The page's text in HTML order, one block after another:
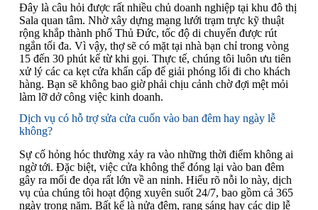
Đây là câu hỏi được rất nhiều chủ doanh nghiệp tại khu đô thị
Sala quan tâm. Nhờ xây dựng mạng lưới trạm trực kỹ thuật
rộng khắp thành phố Thủ Đức, tốc độ di chuyển được rút
ngắn tối đa. Vì vậy, thợ sẽ có mặt tại nhà bạn chỉ trong vòng
15 đến 30 phút kể từ khi gọi. Thực tế, chúng tôi luôn ưu tiên
xử lý các ca kẹt cửa khẩn cấp để giải phóng lối đi cho khách
hàng. Bạn sẽ không bao giờ phải chịu cảnh chờ đợi mệt mỏi
làm lỡ dở công việc kinh doanh.
Dịch vụ có hỗ trợ sửa cửa cuốn vào ban đêm hay ngày lễ
không?
Sự cố hỏng hóc thường xảy ra vào những thời điểm không ai
ngờ tới. Đặc biệt, việc cửa không thể đóng lại vào ban đêm
gây ra mối đe dọa rất lớn về an ninh. Hiểu rõ nỗi lo này, dịch
vụ của chúng tôi hoạt động xuyên suốt 24/7, bao gồm cả 365
ngày trong năm. Bất kể là nửa đêm, rạng sáng hay các dịp lễ